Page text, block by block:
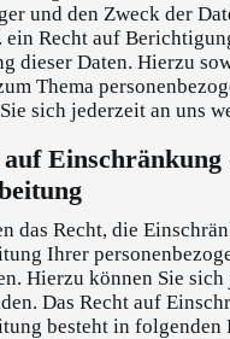
und den Zweck der
ein Recht auf
dieser Daten. Hierzu
Thema
sich jederzeit an uns
Einschränkung
das Recht, die
Ihrer
Hierzu können Sie sich
Das Recht auf
besteht in folgenden